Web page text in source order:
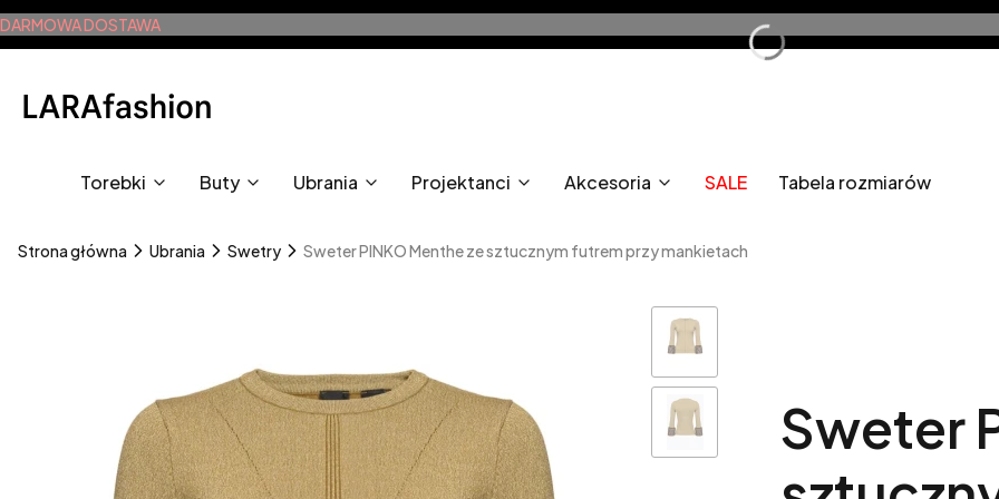
DARMOWA DOSTAWA
Torebki Buty Ubrania Projektanci Akcesoria SALE Tabela rozmiarów
Strona główna Ubrania Swetry Sweter PINKO Menthe ze sztucznym futrem przy mankietach
Sweter